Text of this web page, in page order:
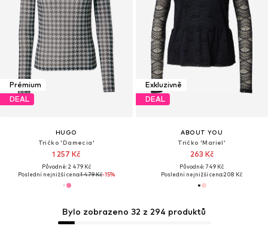
Prémium
DEAL
HUGO
Tričko 'Damecia'
1 257 Kč
Původně: 2 479 Kč
Poslední nejnižší cena:1 479 Kč-15%
Exkluzivně
DEAL
ABOUT YOU
Tričko 'Mariel'
263 Kč
Původně: 749 Kč
Poslední nejnižší cena:208 Kč
Bylo zobrazeno 32 z 294 produktů